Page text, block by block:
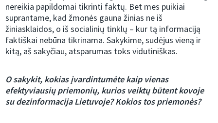
nereikia papildomai tikrinti faktų. Bet mes puikiai
suprantame, kad žmonės gauna žinias ne iš
žiniasklaidos, o iš socialinių tinklų – kur tą informaciją
faktiškai nebūna tikrinama. Sakykime, sudėjus vieną ir
kitą, aš sakyčiau, atsparumas toks vidutiniškas.
O sakykit, kokias įvardintumėte kaip vienas
efektyviausių priemonių, kurios veiktų būtent kovoje
su dezinformacija Lietuvoje? Kokios tos priemonės?